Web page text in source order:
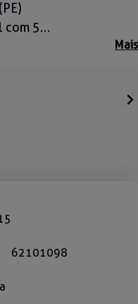
com 5…
Mais
62101098